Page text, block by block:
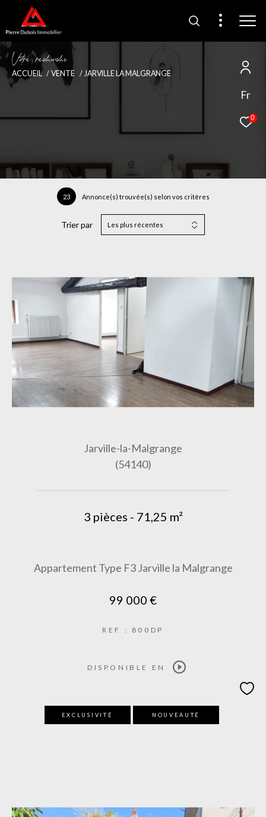
Fr
0
Vore recece
ACCUEIL VENTE JARVILLE LA MALGRANGE
23 Annonce(s) trouvée(s) selon vos critères
Trier par Les plus récentes
Jarville-la-Malgrange
(54140)
3 pièces - 71,25 m²
Appartement Type F3 Jarville la Malgrange
99 000 €
REF : 800DP
DISPONIBLE EN
EXCLUSIVITÉ NOUVEAUTÉ